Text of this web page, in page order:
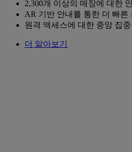
2,300개 이상의 매장에 대한
AR 기반 안내를 통한 더 빠른
원격 액세스에 대한 중앙 집중
더 알아보기